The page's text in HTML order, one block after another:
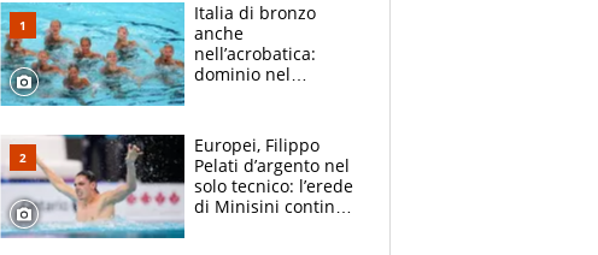
Italia di bronzo
anche
nell’acrobatica:
dominio nel
e compagni
continuare
Europei, Filippo
Pelati d’argento nel
solo tecnico: l’erede
di Minisini continua